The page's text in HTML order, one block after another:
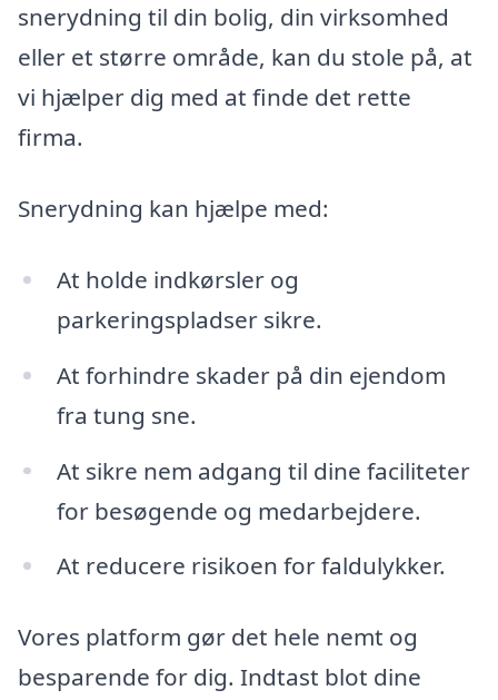
snerydning til din bolig, din virksomhed
eller et større område, kan du stole på, at
vi hjælper dig med at finde det rette
firma.
Snerydning kan hjælpe med:
At holde indkørsler og
parkeringspladser sikre.
At forhindre skader på din ejendom
fra tung sne.
At sikre nem adgang til dine faciliteter
for besøgende og medarbejdere.
At reducere risikoen for faldulykker.
Vores platform gør det hele nemt og
besparende for dig. Indtast blot dine